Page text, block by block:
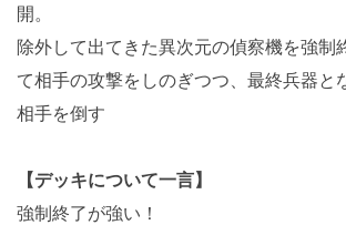
開。
除外して出てきた異次元の偵察機を強制
て相手の攻撃をしのぎつつ、最終兵器と
相手を倒す
【デッキについて一言】
強制終了が強い！